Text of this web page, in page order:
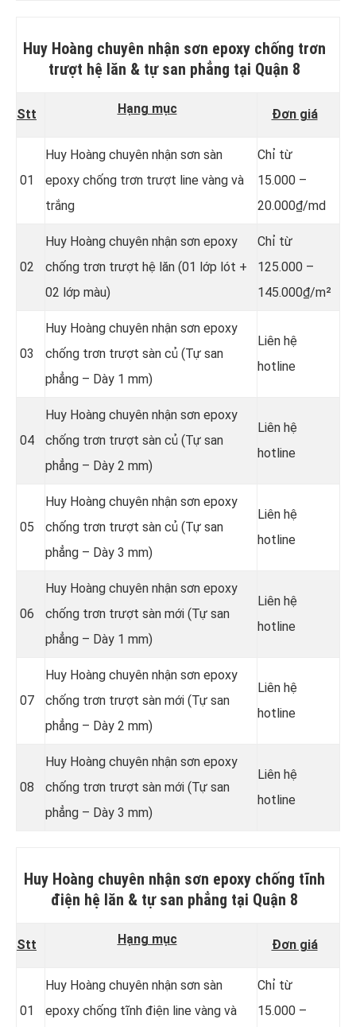
Huy Hoàng chuyên nhận sơn epoxy chống trơn
trượt hệ lăn & tự san phẳng tại Quận 8
Stt Hạng mục Đơn giá
01
Huy Hoàng chuyên nhận sơn sàn
epoxy chống trơn trượt line vàng và
trắng
Chỉ từ
15.000 –
20.000₫/md
02
Huy Hoàng chuyên nhận sơn epoxy
chống trơn trượt hệ lăn (01 lớp lót +
02 lớp màu)
Chỉ từ
125.000 –
145.000₫/m²
03
Huy Hoàng chuyên nhận sơn epoxy
chống trơn trượt sàn củ (Tự san
phẳng – Dày 1 mm)
Liên hệ
hotline
04
Huy Hoàng chuyên nhận sơn epoxy
chống trơn trượt sàn củ (Tự san
phẳng – Dày 2 mm)
Liên hệ
hotline
05
Huy Hoàng chuyên nhận sơn epoxy
chống trơn trượt sàn củ (Tự san
phẳng – Dày 3 mm)
Liên hệ
hotline
06
Huy Hoàng chuyên nhận sơn epoxy
chống trơn trượt sàn mới (Tự san
phẳng – Dày 1 mm)
Liên hệ
hotline
07
Huy Hoàng chuyên nhận sơn epoxy
chống trơn trượt sàn mới (Tự san
phẳng – Dày 2 mm)
Liên hệ
hotline
08
Huy Hoàng chuyên nhận sơn epoxy
chống trơn trượt sàn mới (Tự san
phẳng – Dày 3 mm)
Liên hệ
hotline
Huy Hoàng chuyên nhận sơn epoxy chống tĩnh
điện hệ lăn & tự san phẳng tại Quận 8
Stt Hạng mục Đơn giá
01
Huy Hoàng chuyên nhận sơn sàn
epoxy chống tĩnh điện line vàng và
Chỉ từ
15.000 –